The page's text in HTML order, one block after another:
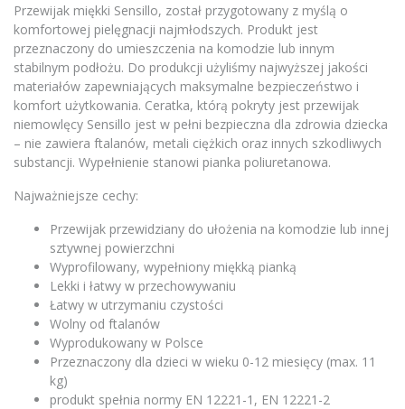
Przewijak miękki Sensillo, został przygotowany z myślą o
komfortowej pielęgnacji najmłodszych. Produkt jest
przeznaczony do umieszczenia na komodzie lub innym
stabilnym podłożu. Do produkcji użyliśmy najwyższej jakości
materiałów zapewniających maksymalne bezpieczeństwo i
komfort użytkowania. Ceratka, którą pokryty jest przewijak
niemowlęcy Sensillo jest w pełni bezpieczna dla zdrowia dziecka
– nie zawiera ftalanów, metali ciężkich oraz innych szkodliwych
substancji. Wypełnienie stanowi pianka poliuretanowa.
Najważniejsze cechy:
Przewijak przewidziany do ułożenia na komodzie lub innej
sztywnej powierzchni
Wyprofilowany, wypełniony miękką pianką
Lekki i łatwy w przechowywaniu
Łatwy w utrzymaniu czystości
Wolny od ftalanów
Wyprodukowany w Polsce
Przeznaczony dla dzieci w wieku 0-12 miesięcy (max. 11
kg)
produkt spełnia normy EN 12221-1, EN 12221-2